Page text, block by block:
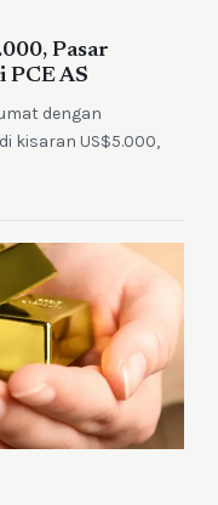
Pasar
PCE AS
dengan
kisaran US$5.000,